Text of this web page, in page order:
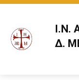
Ι.Ν.
Δ.